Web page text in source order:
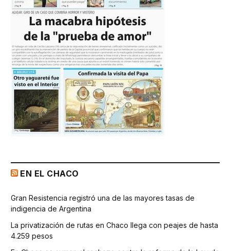
EN EL CHACO
Gran Resistencia registró una de las mayores tasas de
indigencia de Argentina
La privatización de rutas en Chaco llega con peajes de hasta
4.259 pesos